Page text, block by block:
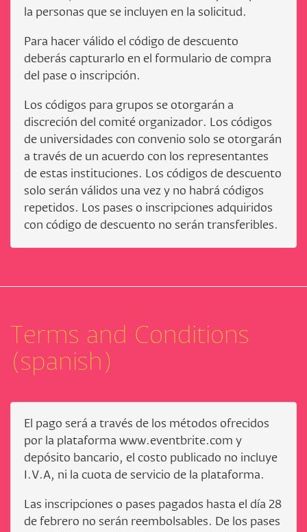
la personas que se incluyen en la solicitud.
Para hacer válido el código de descuento
deberás capturarlo en el formulario de compra
del pase o inscripción.
Los códigos para grupos se otorgarán a
discreción del comité organizador. Los códigos
de universidades con convenio solo se otorgarán
a través de un acuerdo con los representantes
de estas instituciones. Los códigos de descuento
solo serán válidos una vez y no habrá códigos
repetidos. Los pases o inscripciones adquiridos
con código de descuento no serán transferibles.
Terms and Conditions
(spanish)
El pago será a través de los métodos ofrecidos
por la plataforma www.eventbrite.com y
depósito bancario, el costo publicado no incluye
I.V.A, ni la cuota de servicio de la plataforma.
Las inscripciones o pases pagados hasta el día 28
de febrero no serán reembolsables. De los pases